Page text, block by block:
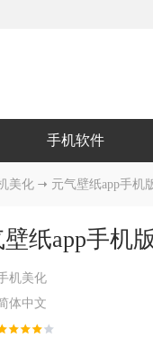
手机软件
美化 元气壁纸app手机
纸app手机版
机美化
体中文